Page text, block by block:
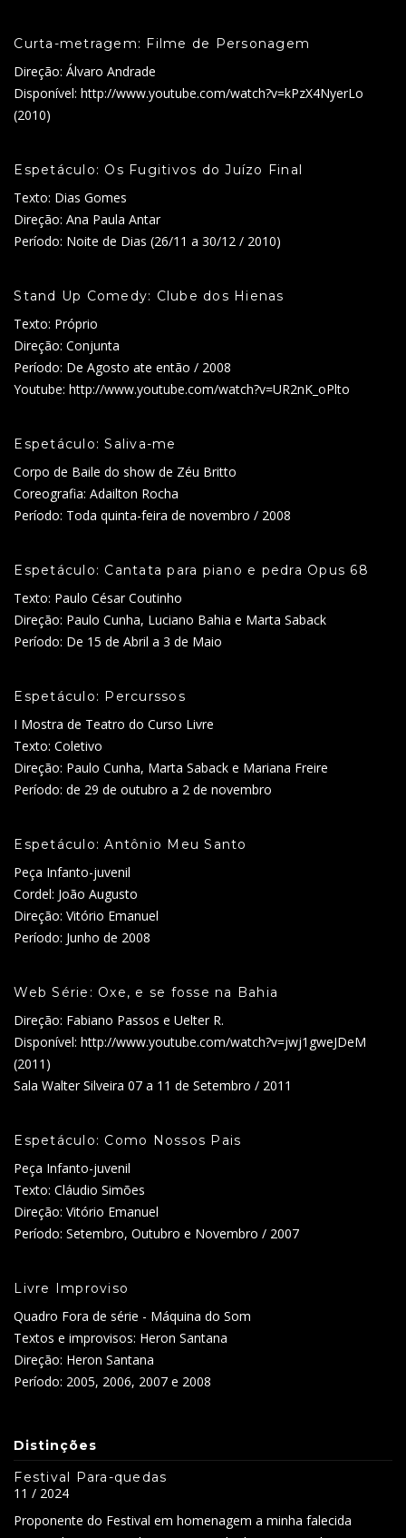
Curta-metragem: Filme de Personagem
Direção: Álvaro Andrade
Disponível: http://www.youtube.com/watch?v=kPzX4NyerLo
(2010)
Espetáculo: Os Fugitivos do Juízo Final
Texto: Dias Gomes
Direção: Ana Paula Antar
Período: Noite de Dias (26/11 a 30/12 / 2010)
Stand Up Comedy: Clube dos Hienas
Texto: Próprio
Direção: Conjunta
Período: De Agosto ate então / 2008
Youtube: http://www.youtube.com/watch?v=UR2nK_oPlto
Espetáculo: Saliva-me
Corpo de Baile do show de Zéu Britto
Coreografia: Adailton Rocha
Período: Toda quinta-feira de novembro / 2008
Espetáculo: Cantata para piano e pedra Opus 68
Texto: Paulo César Coutinho
Direção: Paulo Cunha, Luciano Bahia e Marta Saback
Período: De 15 de Abril a 3 de Maio
Espetáculo: Percurssos
I Mostra de Teatro do Curso Livre
Texto: Coletivo
Direção: Paulo Cunha, Marta Saback e Mariana Freire
Período: de 29 de outubro a 2 de novembro
Espetáculo: Antônio Meu Santo
Peça Infanto-juvenil
Cordel: João Augusto
Direção: Vitório Emanuel
Período: Junho de 2008
Web Série: Oxe, e se fosse na Bahia
Direção: Fabiano Passos e Uelter R.
Disponível: http://www.youtube.com/watch?v=jwj1gweJDeM
(2011)
Sala Walter Silveira 07 a 11 de Setembro / 2011
Espetáculo: Como Nossos Pais
Peça Infanto-juvenil
Texto: Cláudio Simões
Direção: Vitório Emanuel
Período: Setembro, Outubro e Novembro / 2007
Livre Improviso
Quadro Fora de série - Máquina do Som
Textos e improvisos: Heron Santana
Direção: Heron Santana
Período: 2005, 2006, 2007 e 2008
Distinções
Festival Para-quedas
11 / 2024
Proponente do Festival em homenagem a minha falecida